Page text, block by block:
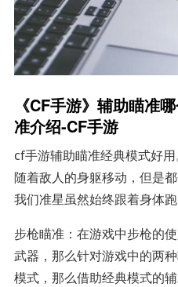
《CF手游》辅助瞄准
准介绍-CF手游
cf手游辅助瞄准经典模式好
随着敌人的身躯移动，但是
我们准星虽然始终跟着身体
步枪瞄准：在游戏中步枪的
武器，那么针对游戏中的两
模式，那么借助经典模式的